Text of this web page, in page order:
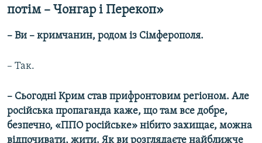
потім – Чонгар і Перекоп»
– Ви – кримчанин, родом із Сімферополя.
– Так.
– Сьогодні Крим став прифронтовим регіоном. Але
російська пропаганда каже, що там все добре,
безпечно, «ППО російське» нібито захищає, можна
відпочивати, жити. Як ви розглядаєте найближче